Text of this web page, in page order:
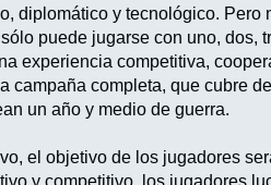
diplomático y tecnológico.
puede jugarse con uno, dos,
experiencia competitiva,
campaña completa, que cubre
un año y medio de guerra.
el objetivo de los jugadores
y competitivo, los jugadores